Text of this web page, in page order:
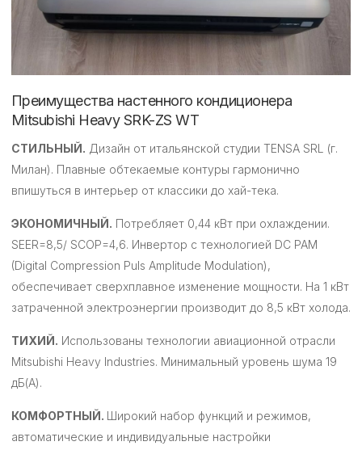
Преимущества настенного кондиционера
Mitsubishi Heavy SRK-ZS WT
СТИЛЬНЫЙ. Дизайн от итальянской студии TENSA SRL (г.
Милан). Плавные обтекаемые контуры гармонично
впишуться в интерьер от классики до хай-тека.
ЭКОНОМИЧНЫЙ. Потребляет 0,44 кВт при охлаждении.
SEER=8,5/ SCOP=4,6. Инвертор с технологией DC PAM
(Digital Compression Puls Amplitude Modulation),
обеспечивает сверхплавное изменение мощности. На 1 кВт
затраченной электроэнергии производит до 8,5 кВт холода.
ТИХИЙ. Использованы технологии авиационной отрасли
Mitsubishi Heavy Industries. Минимальный уровень шума 19
дБ(А).
КОМФОРТНЫЙ. Широкий набор функций и режимов,
автоматические и индивидуальные настройки